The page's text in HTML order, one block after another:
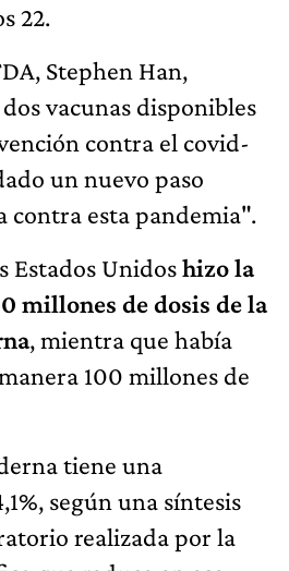
22.
Stephen Han,
vacunas disponibles
contra el covid-
un nuevo paso
contra esta pandemia".
Estados Unidoshizo la
millones de dosis de la
, mientra que había
100 millones de
tiene una
según una síntesis
realizada por la